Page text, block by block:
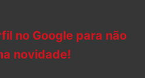
no Google para não
novidade!